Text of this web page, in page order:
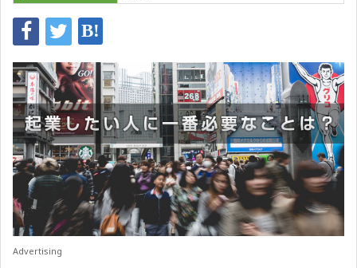
Advertising